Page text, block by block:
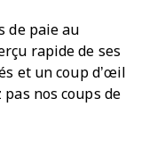
de paie au
rapide de ses
et un coup d’œil
nos coups de